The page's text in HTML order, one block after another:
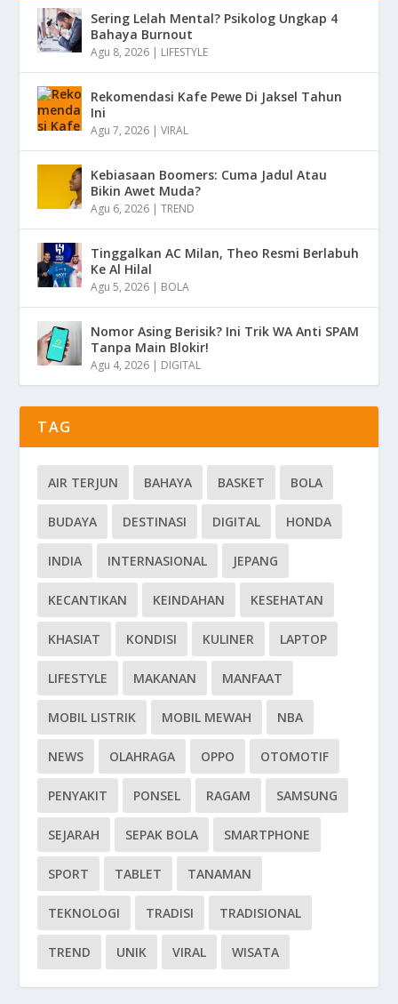
Sering Lelah Mental? Psikolog Ungkap 4
Bahaya Burnout
Agu 8, 2026 | LIFESTYLE
Rekomendasi Kafe Pewe Di Jaksel Tahun
Ini
Agu 7, 2026 |VIRAL
Kebiasaan Boomers: Cuma Jadul Atau
Bikin Awet Muda?
Agu 6, 2026 |TREND
Tinggalkan AC Milan, Theo Resmi Berlabuh
Ke Al Hilal
Agu 5, 2026 | BOLA
Nomor Asing Berisik? Ini Trik WA Anti SPAM
Tanpa Main Blokir!
Agu 4, 2026 | DIGITAL
TAG
AIR TERJUN BAHAYA BASKET BOLA
BUDAYA DESTINASI DIGITAL HONDA
INDIA INTERNASIONAL JEPANG
KECANTIKAN KEINDAHAN KESEHATAN
KHASIAT KONDISI KULINER LAPTOP
LIFESTYLE MAKANAN MANFAAT
MOBIL LISTRIK MOBIL MEWAH NBA
NEWS OLAHRAGA OPPO OTOMOTIF
PENYAKIT PONSEL RAGAM SAMSUNG
SEJARAH SEPAK BOLA SMARTPHONE
SPORT TABLET TANAMAN
TEKNOLOGI TRADISI TRADISIONAL
TREND UNIK VIRAL WISATA